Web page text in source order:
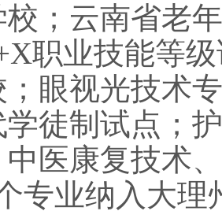
；云南省老
职业技能等
眼视光技术
徒制试点；
医康复技术
专业纳入大理